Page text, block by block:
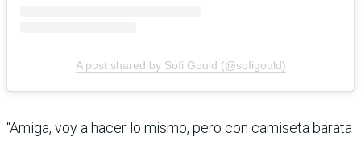
A post shared by Sofi Gould (@sofigould)
“Amiga, voy a hacer lo mismo, pero con camiseta barata